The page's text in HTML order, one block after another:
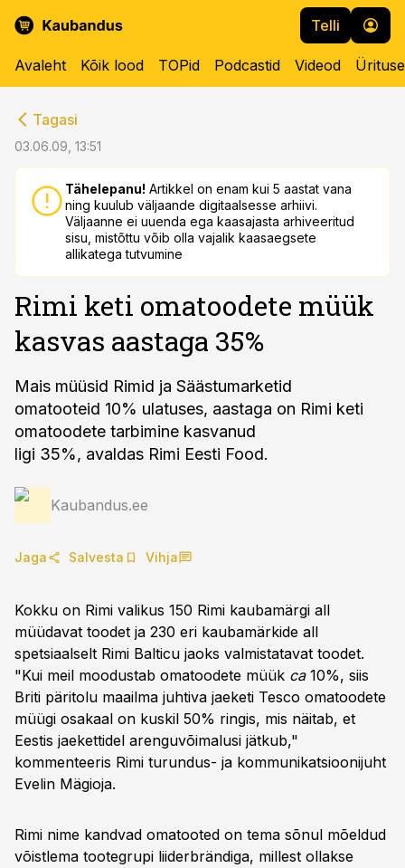
Telli
Avaleht Kõik lood TOPid Podcastid Videod
Tagasi
03.06.09, 13:51
Tähelepanu! Artikkel on enam kui 5 aastat vana
ning kuulub väljaande digitaalsesse arhiivi.
Väljaanne ei uuenda ega kaasajasta arhiveeritud
sisu, mistõttu võib olla vajalik kaasaegsete
allikatega tutvumine
Rimi keti omatoodete müük
kasvas aastaga 35%
Mais müüsid Rimid ja Säästumarketid
omatooteid 10% ulatuses, aastaga on Rimi keti
omatoodete tarbimine kasvanud
ligi 35%, avaldas Rimi Eesti Food.
Kaubandus.ee
Jaga Salvesta Vihja
Kokku on Rimi valikus 150 Rimi kaubamärgi all
müüdavat toodet ja 230 eri kaubamärkide all
spetsiaalselt Rimi Balticu jaoks valmistatavat toodet.
"Kui meil moodustab omatoodete müük ca10%, siis
Briti päritolu maailma juhtiva jaeketi Tesco omatoodete
müügi osakaal on kuskil 50% ringis, mis näitab, et
Eestis jaekettidel arenguvõimalusi jätkub,"
kommenteeris Rimi turundus- ja kommunikatsioonijuht
Evelin Mägioja.
Rimi nime kandvad omatooted on tema sõnul mõeldud
võistlema tootegrupi liiderbrändiga, millest ollakse